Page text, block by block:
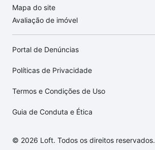
Mapa do site
Avaliação de imóvel
Portal de Denúncias
Políticas de Privacidade
Termos e Condições de Uso
Guia de Conduta e Ética
© 2026 Loft. Todos os direitos reservados.